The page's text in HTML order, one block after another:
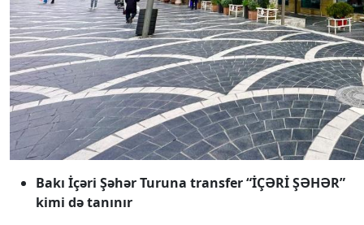
Bakı İçəri Şəhər Turuna transfer “İÇƏRİ ŞƏHƏR”
kimi də tanınır